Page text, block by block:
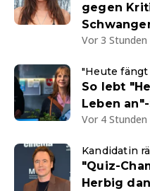
gegen
Vor 3 Stunden
"Heute
So lebt
Leben
Vor 4 Stunden
Kandidatin
"Quiz-
Herbig